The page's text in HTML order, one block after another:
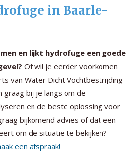
in Baarle-
en lijkt hydrofuge een goede
Of wil je eerder voorkomen
van Water Dicht Vochtbestrijding
graag bij je langs om de
en de beste oplossing voor
bijkomend advies of dat een
om de situatie te bekijken?
een afspraak!